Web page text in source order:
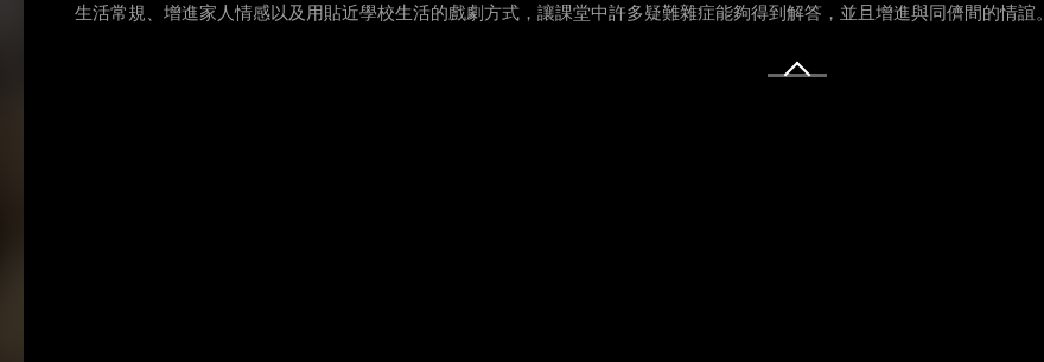
生活常規、增進家人情感以及用貼近學校生活的戲劇方式，讓課堂中許多疑難雜症能夠得到解答，並且增進與同儕間的情誼。